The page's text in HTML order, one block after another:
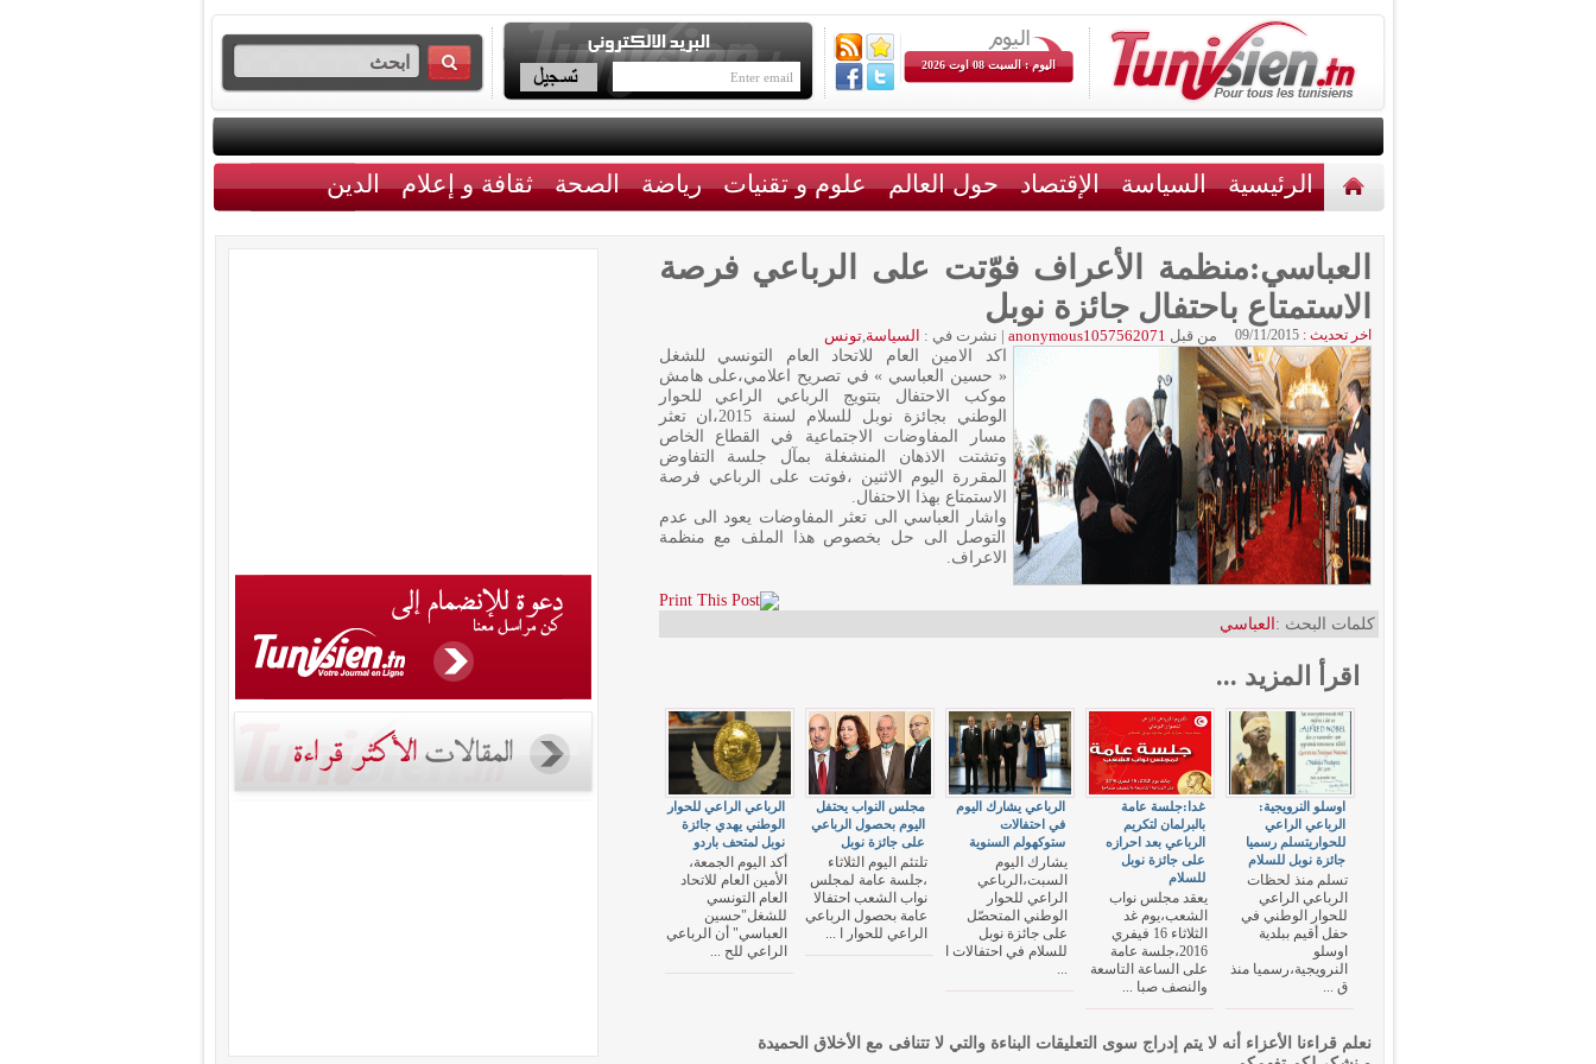
اليوم : السبت 08 اوت 2026
الرئيسية السياسة الإقتصاد حول العالم علوم و تقنيات رياضة الصحة ثقافة و إعلام الدين
العباسي:منظمة الأعراف فوّتت على الرباعي فرصة
الاستمتاع باحتفال جائزة نوبل
اخر تحديث : 09/11/2015 من قبل anonymous1057562071
| نشرت في : السياسة,تونس
اكد الامين العام للاتحاد العام التونسي للشغل
« حسين العباسي » في تصريح اعلامي،على هامش
موكب الاحتفال بتتويج الرباعي الراعي للحوار
الوطني بجائزة نوبل للسلام لسنة 2015،ان تعثر
مسار المفاوضات الاجتماعية في القطاع الخاص
وتشتت الاذهان المنشغلة بمآل جلسة التفاوض
المقررة اليوم الاثنين ،فوتت على الرباعي فرصة
الاستمتاع بهذا الاحتفال.
واشار العباسي الى تعثر المفاوضات يعود الى عدم
التوصل الى حل بخصوص هذا الملف مع منظمة
الاعراف.
كلمات البحث : العباسي
اقرأ المزيد ...
الرباعي الراعي للحوار
الوطني يهدي جائزة
نوبل لمتحف باردو
أكد اليوم الجمعة،
الأمين العام للاتحاد
العام التونسي
للشغل"حسين
العباسي" أن الرباعي
الراعي للح ...
مجلس النواب يحتفل
اليوم بحصول الرباعي
على جائزة نوبل
تلتئم اليوم الثلاثاء
،جلسة عامة لمجلس
نواب الشعب احتفالا
عامة بحصول الرباعي
الراعي للحوار ا ...
الرباعي يشارك اليوم
في احتفالات
ستوكهولم السنوية
يشارك اليوم
السبت،الرباعي
الراعي للحوار
الوطني المتحصّل
على جائزة نوبل
للسلام في احتفالات ا
...
غدا:جلسة عامة
بالبرلمان لتكريم
الرباعي بعد احرازه
على جائزة نوبل
للسلام
يعقد مجلس نواب
الشعب،يوم غد
الثلاثاء 16 فيفري
2016،جلسة عامة
على الساعة التاسعة
والنصف صبا ...
اوسلو النرويجية:
الرباعي الراعي
للحواريتسلم رسميا
جائزة نوبل للسلام
تسلم منذ لحظات
الرباعي الراعي
للحوار الوطني في
حفل أقيم ببلدية
اوسلو
النرويجية،رسميا منذ
ق ...
نعلم قراءنا الأعزاء أنه لا يتم إدراج سوى التعليقات البناءة والتي لا تتنافى مع الأخلاق الحميدة